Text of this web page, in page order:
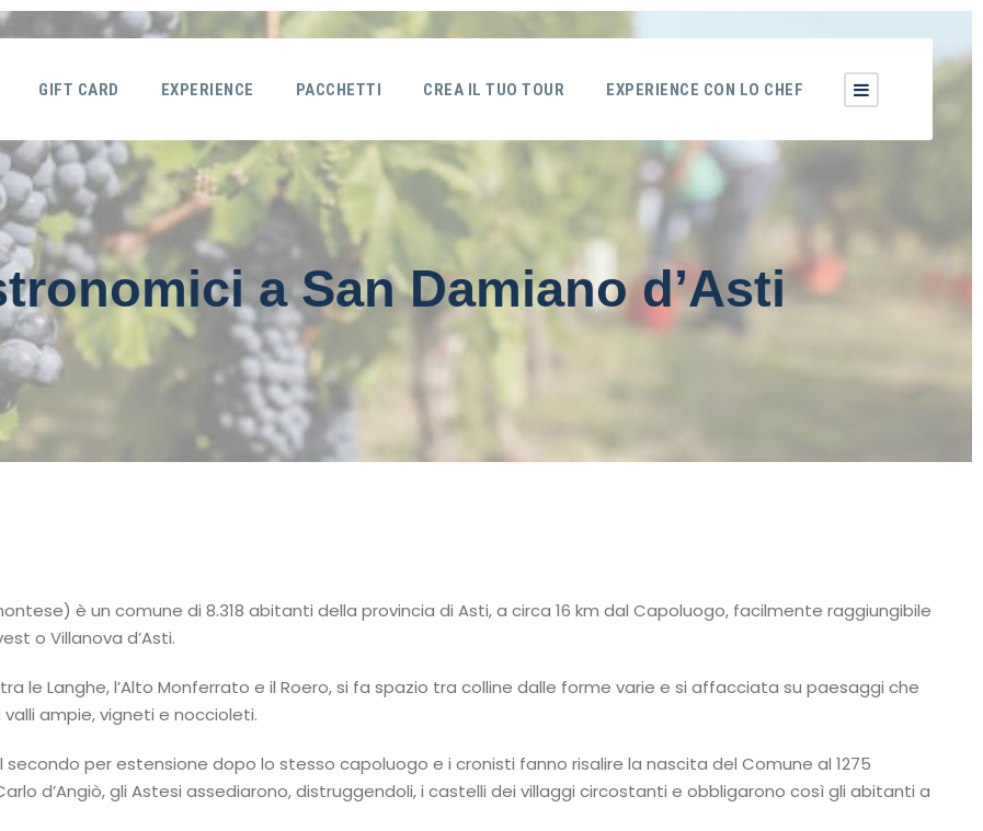
GIFT CARD EXPERIENCE PACCHETTI CREA IL TUO TOUR EXPERIENCE CON LO CHEF
a San Damiano d’Asti
è un comune di 8.318 abitanti della provincia di Asti, a circa 16 km dal Capoluogo, facilmente raggiungibile
o Villanova d’Asti.
le Langhe, l’Alto Monferrato e il Roero, si fa spazio tra colline dalle forme varie e si affacciata su paesaggi che
ampie, vigneti e noccioleti.
per estensione dopo lo stesso capoluogo e i cronisti fanno risalire la nascita del Comune al 1275
d’Angiò, gli Astesi assediarono, distruggendoli, i castelli dei villaggi circostanti e obbligarono così gli abitanti a